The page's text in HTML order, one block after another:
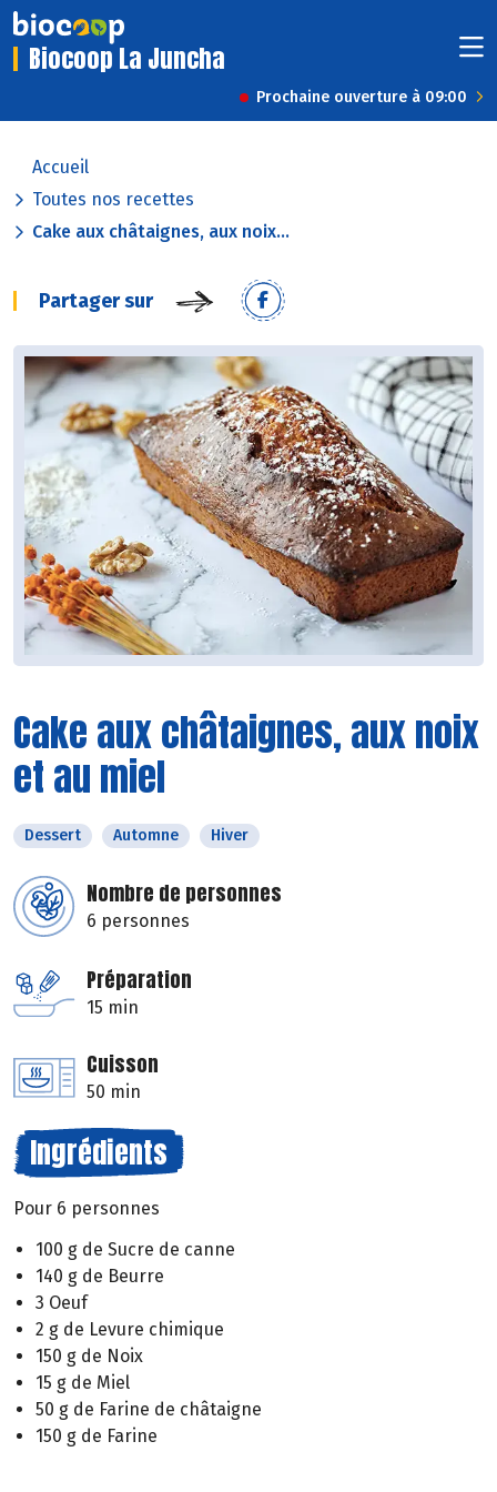
Biocoop La Juncha
Prochaine ouverture à 09:00
Accueil
Toutes nos recettes
Cake aux châtaignes, aux noix...
Partager sur
Cake aux châtaignes, aux noix
et au miel
Dessert Automne Hiver
Nombre de personnes
6 personnes
Préparation
15 min
Cuisson
50 min
Ingrédients
Pour 6 personnes
100 g de Sucre de canne
140 g de Beurre
3 Oeuf
2 g de Levure chimique
150 g de Noix
15 g de Miel
50 g de Farine de châtaigne
150 g de Farine